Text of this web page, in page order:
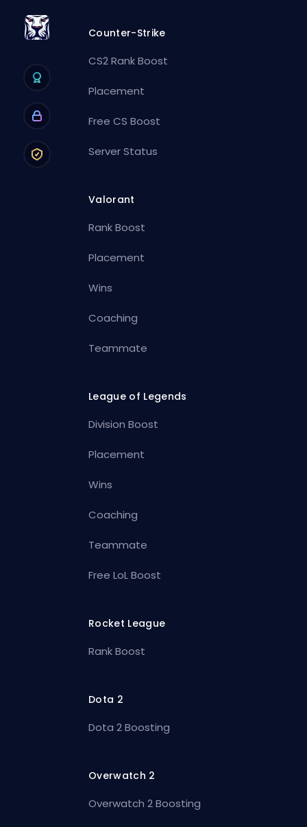
Counter-Strike
CS2 Rank Boost
Placement
Free CS Boost
Server Status
Valorant
Rank Boost
Placement
Wins
Coaching
Teammate
League of Legends
Division Boost
Placement
Wins
Coaching
Teammate
Free LoL Boost
Rocket League
Rank Boost
Dota 2
Dota 2 Boosting
Overwatch 2
Overwatch 2 Boosting